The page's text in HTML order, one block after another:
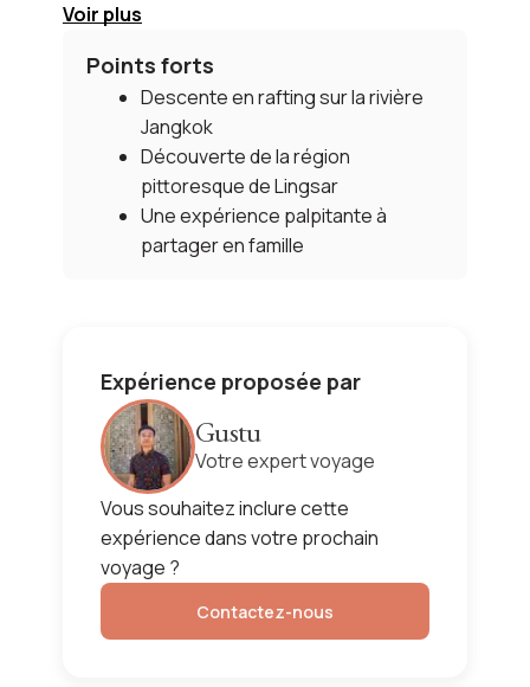
villages locaux et des montagnes
Voir plus
Points forts
Descente en rafting sur la rivière
Jangkok
Découverte de la région
pittoresque de Lingsar
Une expérience palpitante à
partager en famille
Expérience proposée par
Gustu
Votre expert voyage
Vous souhaitez inclure cette
expérience dans votre prochain
voyage ?
Contactez-nous